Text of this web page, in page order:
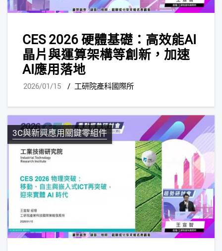
CES 2026 硬體基礎：高效能AI
晶片與運算架構等創新，加速
AI應用落地
2026/01/15 / 工研院產科國際所
3C與新興應用關鍵零組件